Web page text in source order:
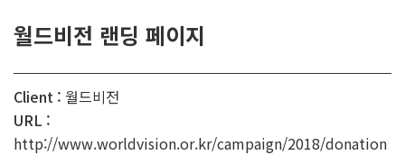
월드비전 랜딩 페이지
Client : 월드비전
URL :
http://www.worldvision.or.kr/campaign/2018/donation